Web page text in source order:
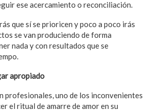
ese acercamiento o reconciliación.
que sí se prioricen y poco a poco irás
se van produciendo de forma
nada y con resultados que se
apropiado
profesionales, uno de los inconvenientes
el ritual de amarre de amor en su